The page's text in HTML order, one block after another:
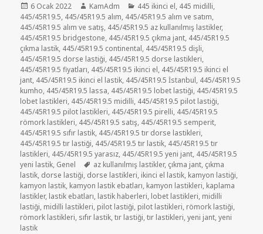
Yayın
tarihi
6 Ocak 2022 Yazar
KamAdm Kategoriler
445 ikinci el, 445 midilli,
445/45R19.5, 445/45R19.5 alım, 445/45R19.5 alım ve satım,
445/45R19.5 alım ve satış, 445/45R19.5 az kullanılmış lastikler,
445/45R19.5 bridgestone, 445/45R19.5 çıkma jant, 445/45R19.5
çıkma lastik, 445/45R19.5 continental, 445/45R19.5 dişli,
445/45R19.5 dorse lastiği, 445/45R19.5 dorse lastikleri,
445/45R19.5 fiyatları, 445/45R19.5 ikinci el, 445/45R19.5 ikinci el
jant, 445/45R19.5 ikinci el lastik, 445/45R19.5 İstanbul, 445/45R19.5
kumho, 445/45R19.5 lassa, 445/45R19.5 lobet lastiği, 445/45R19.5
lobet lastikleri, 445/45R19.5 midilli, 445/45R19.5 pilot lastiği,
445/45R19.5 pilot lastikleri, 445/45R19.5 pirelli, 445/45R19.5
römork lastikleri, 445/45R19.5 satış, 445/45R19.5 semperit,
445/45R19.5 sıfır lastik, 445/45R19.5 tır dorse lastikleri,
445/45R19.5 tır lastiği, 445/45R19.5 tır lastik, 445/45R19.5 tır
lastikleri, 445/45R19.5 yarasız, 445/45R19.5 yeni jant, 445/45R19.5
yeni lastik, Genel Etiketler
az kullanılmış lastikler, çıkma jant, çıkma
lastik, dorse lastiği, dorse lastikleri, ikinci el lastik, kamyon lastiği,
kamyon lastik, kamyon lastik ebatları, kamyon lastikleri, kaplama
lastikler, lastik ebatları, lastik haberleri, lobet lastikleri, midilli
lastiği, midilli lastikleri, pilot lastiği, pilot lastikleri, römork lastiği,
römork lastikleri, sıfır lastik,tır lastiği,tır lastikleri,yeni jant,yeni
lastik